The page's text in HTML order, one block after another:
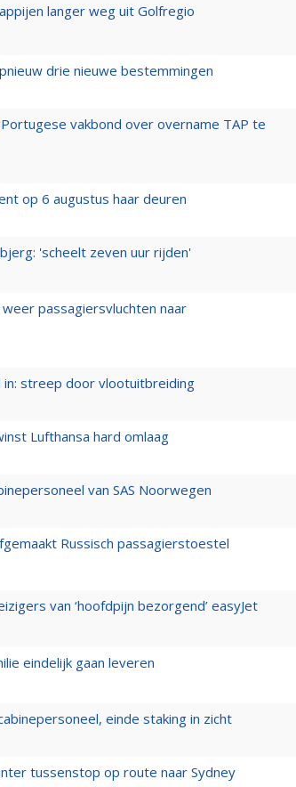
langer weg uit Golfregio
drie nieuwe bestemmingen
vakbond over overname TAP te
op 6 augustus haar deuren
'scheelt zeven uur rijden'
passagiersvluchten naar
streep door vlootuitbreiding
Lufthansa hard omlaag
van SAS Noorwegen
Russisch passagierstoestel
van ‘hoofdpijn bezorgend’ easyJet
eindelijk gaan leveren
einde staking in zicht
tussenstop op route naar Sydney